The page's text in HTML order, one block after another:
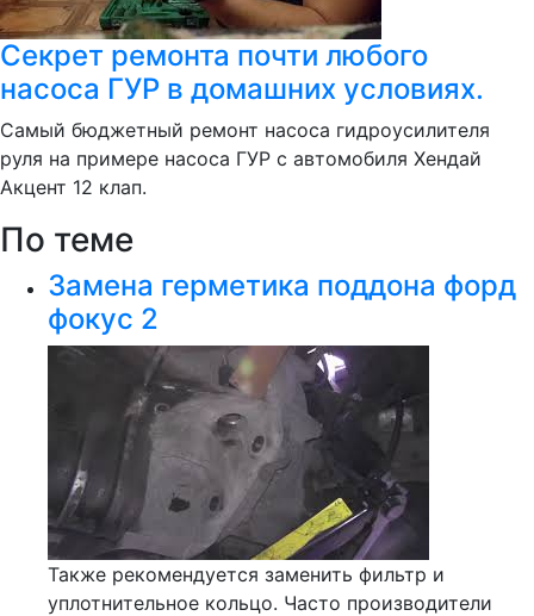
Секрет ремонта почти любого
насоса ГУР в домашних условиях.
Самый бюджетный ремонт насоса гидроусилителя
руля на примере насоса ГУР с автомобиля Хендай
Акцент 12 клап.
По теме
Замена герметика поддона форд
фокус 2
Также рекомендуется заменить фильтр и
уплотнительное кольцо. Часто производители